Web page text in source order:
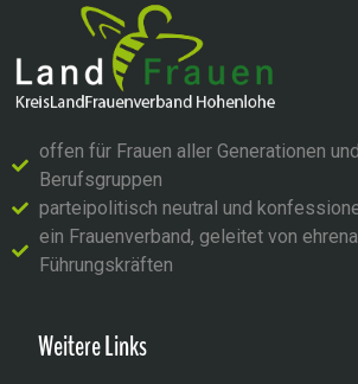
offen für Frauen aller Generationen
Berufsgruppen
parteipolitisch neutral und
ein Frauenverband, geleitet von
Führungskräften
Weitere Links